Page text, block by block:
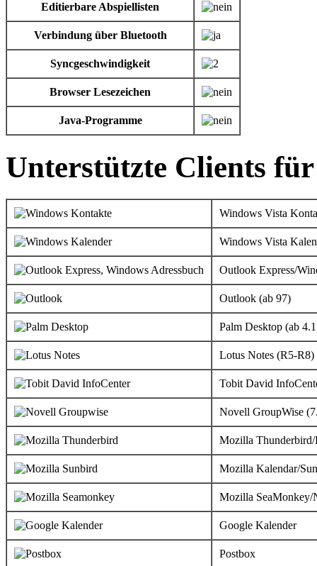
Editierbare Abspiellisten
Verbindung über Bluetooth
Syncgeschwindigkeit
Browser Lesezeichen
Java-Programme
Unterstützte Clients
Windows Vista
Windows Vista
Outlook Express/
Outlook (ab 97)
Palm Desktop (ab
Lotus Notes (R5-R8)
Tobit David
Novell GroupWise
Mozilla
Mozilla Kalendar/
Mozilla SeaMonkey/
Google Kalender
Postbox